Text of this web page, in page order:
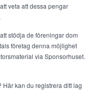
veta att dessa pengar
stödja de föreningar dom
företag denna möjlighet
via Sponsorhuset.
kan du registrera ditt lag